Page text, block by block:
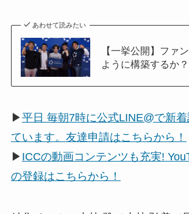
あわせて読みたい
【一挙公開】ファ
ように構築するか？
▶平日 毎朝7時に公式LINE@で新
ています。友達申請はこちらから！
▶ ICCの動画コンテンツも充実!
の登録はこちらから！